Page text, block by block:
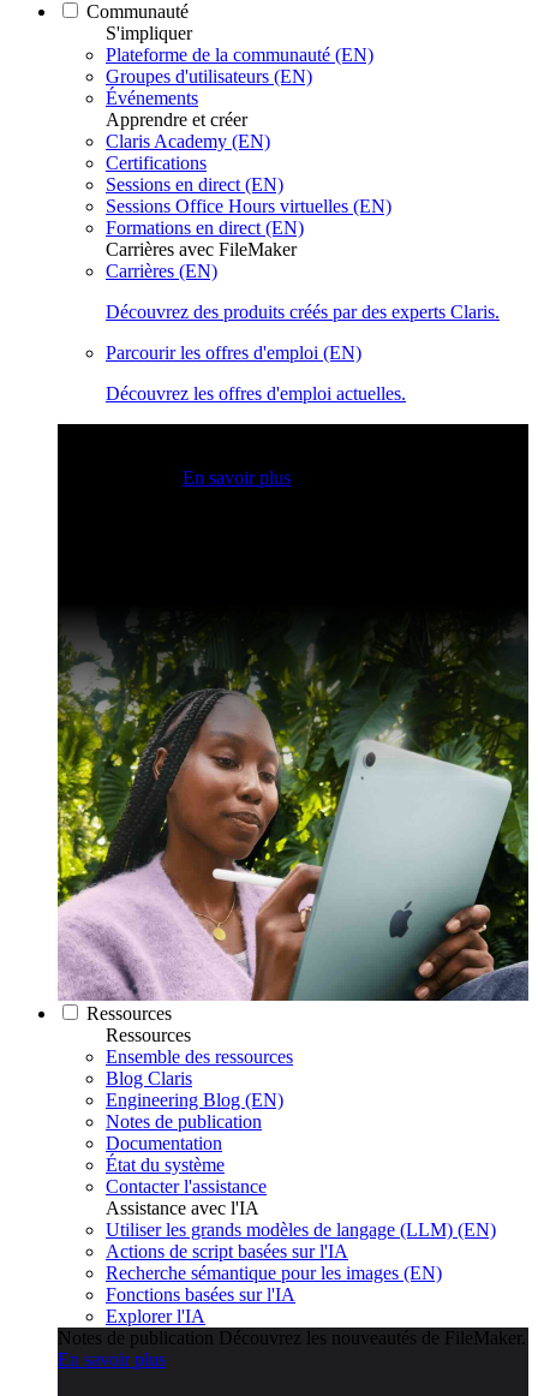
Communauté
S'impliquer
Plateforme de la communauté (EN)
Groupes d'utilisateurs (EN)
Événements
Apprendre et créer
Claris Academy (EN)
Certifications
Sessions en direct (EN)
Sessions Office Hours virtuelles (EN)
Formations en direct (EN)
Carrières avec FileMaker
Carrières (EN)
Découvrez des produits créés par des experts Claris.
Parcourir les offres d'emploi (EN)
Découvrez les offres d'emploi actuelles.
En savoir plus
Ressources
Ressources
Ensemble des ressources
Blog Claris
Engineering Blog (EN)
Notes de publication
Documentation
État du système
Contacter l'assistance
Assistance avec l'IA
Utiliser les grands modèles de langage (LLM) (EN)
Actions de script basées sur l'IA
Recherche sémantique pour les images (EN)
Fonctions basées sur l'IA
Explorer l'IA
Notes de publication Découvrez les nouveautés de FileMaker.
En savoir plus